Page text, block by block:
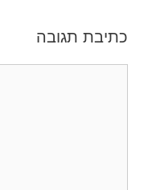
כתיבת תגובה